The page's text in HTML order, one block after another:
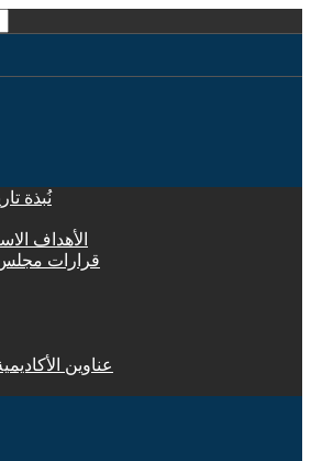
نُبذة
الأهداف
قرارات مجلس
عناوين